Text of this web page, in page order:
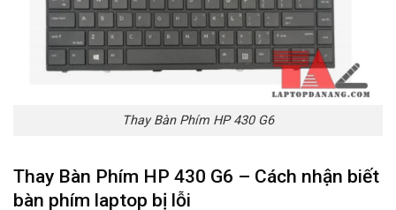
Thay Bàn Phím HP 430 G6
Thay Bàn Phím HP 430 G6 – Cách nhận biết
bàn phím laptop bị lỗi